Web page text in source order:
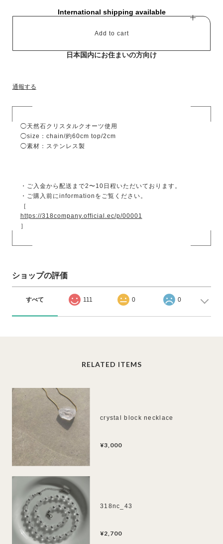
International shipping available
Add to cart
日本国内にお住まいの方向け
通報する
◯天然石クリスタルクオーツ使用
◯size：chain/約60cm top/2cm
◯素材：ステンレス製
・ご入金から配送まで2〜10日程いただいております。
・ご購入前にinformationをご覧ください。
［
https://318company.official.ec/p/00001
］
ショップの評価
すべて 111 0 0
RELATED ITEMS
crystal block necklace
¥3,000
318nc_43
¥2,700